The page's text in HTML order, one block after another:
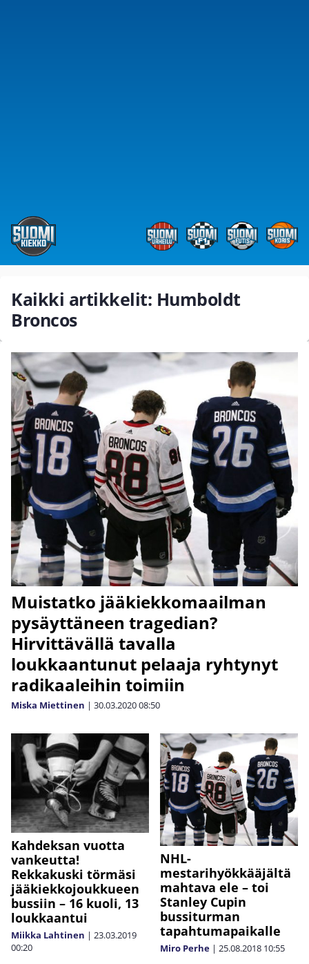
Kaikki artikkelit: Humboldt
Broncos
Muistatko jääkiekkomaailman
pysäyttäneen tragedian?
Hirvittävällä tavalla
loukkaantunut pelaaja ryhtynyt
radikaaleihin toimiin
Miska Miettinen | 30.03.202008:50
Kahdeksan vuotta
vankeutta!
Rekkakuski törmäsi
jääkiekkojoukkueen
bussiin – 16 kuoli, 13
loukkaantui
Miikka Lahtinen | 23.03.2019
00:20
NHL-
mestarihyökkääjältä
mahtava ele – toi
Stanley Cupin
bussiturman
tapahtumapaikalle
Miro Perhe | 25.08.2018 10:55